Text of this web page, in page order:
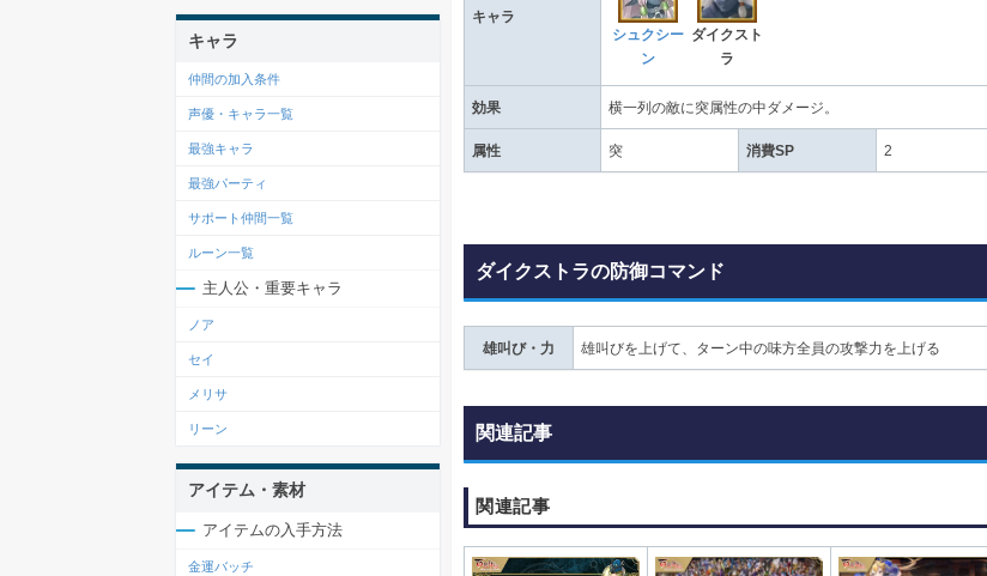
キャラ
シュクシー
ン
ダイクスト
ラ
効果 横一列の敵に突属性の中ダメージ。
属性 突 消費SP 2
ダイクストラの防御コマンド
雄叫び・力 雄叫びを上げて、ターン中の味方全員の攻撃力を上げる
関連記事
関連記事
キャラ
仲間の加入条件
声優・キャラ一覧
最強キャラ
最強パーティ
サポート仲間一覧
ルーン一覧
主人公・重要キャラ
ノア
セイ
メリサ
リーン
アイテム・素材
アイテムの入手方法
金運バッチ